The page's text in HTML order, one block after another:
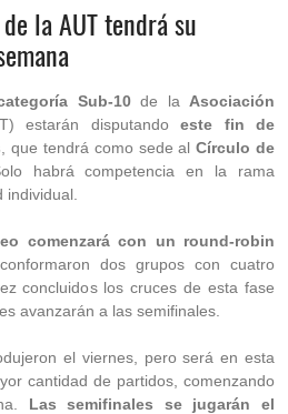
la AUT tendrá su
Sub-10de la Asociación
estarán disputando este fin de
, que tendrá como sede alCírculo de
habrá competencia en la rama
individual.
comenzará con un round-robin
dos grupos con cuatro
concluidos los cruces de esta fase
avanzarán a las semifinales.
el viernes, pero será en esta
cantidad de partidos, comenzando
Las semifinales se jugarán el